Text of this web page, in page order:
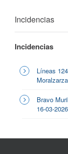
Incidencias
Incidencias
Líneas
Bravo
16-03-2026